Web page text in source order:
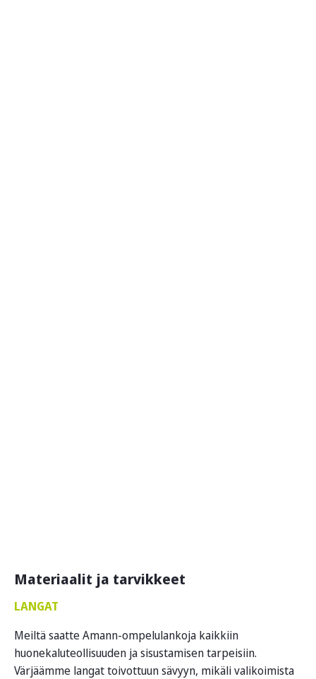
Materiaalit ja tarvikkeet
LANGAT
Meiltä saatte Amann-ompelulankoja kaikkiin
huonekaluteollisuuden ja sisustamisen tarpeisiin.
Värjäämme langat toivottuun sävyyn, mikäli valikoimista